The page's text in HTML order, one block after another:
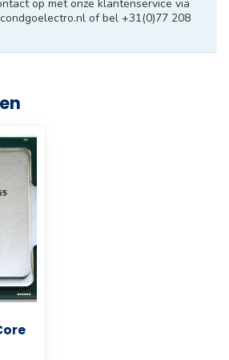
op met onze klantenservice via
of bel +31(0)77 208